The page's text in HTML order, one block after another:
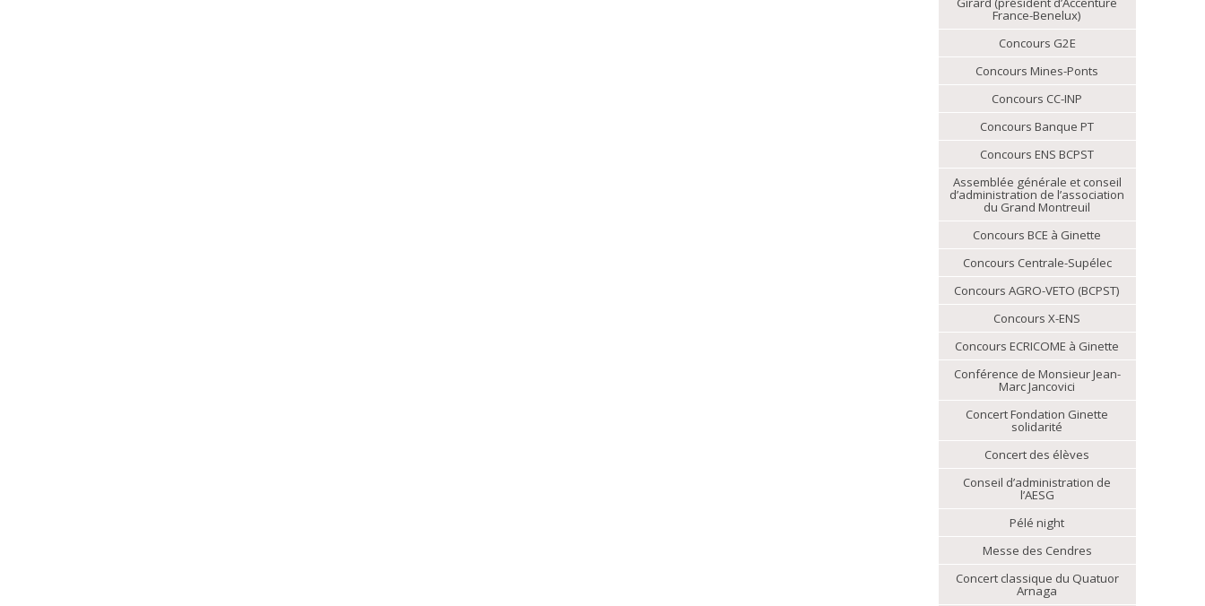
France-Benelux)
Concours G2E
Concours Mines-Ponts
Concours CC-INP
Concours Banque PT
Concours ENS BCPST
Assemblée générale et conseil
d’administration de l’association
du Grand Montreuil
Concours BCE à Ginette
Concours Centrale-Supélec
Concours AGRO-VETO (BCPST)
Concours X-ENS
Concours ECRICOME à Ginette
Conférence de Monsieur Jean-
Marc Jancovici
Concert Fondation Ginette
solidarité
Concert des élèves
Conseil d’administration de
l’AESG
Pélé night
Messe des Cendres
Concert classique du Quatuor
Arnaga